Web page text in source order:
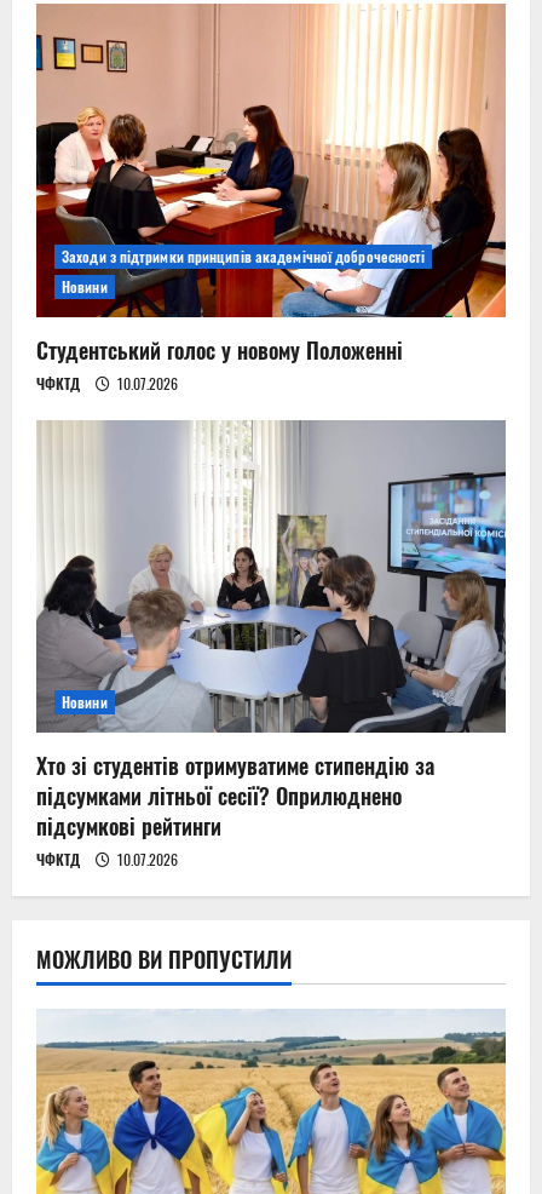
Заходи з підтримки принципів академічної доброчесності
Новини
Студентський голос у новому Положенні
ЧФКТД 10.07.2026
Новини
Хто зі студентів отримуватиме стипендію за
підсумками літньої сесії? Оприлюднено
підсумкові рейтинги
ЧФКТД 10.07.2026
МОЖЛИВО ВИ ПРОПУСТИЛИ